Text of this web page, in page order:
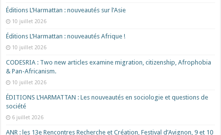
Éditions L’Harmattan : nouveautés sur l’Asie
10 juillet 2026
Éditions L’Harmattan : nouveautés Afrique !​
10 juillet 2026
CODESRIA : Two new articles examine migration, citizenship, Afrophobia
& Pan-Africanism.
10 juillet 2026
ÉDITIONS L’HARMATTAN : Les nouveautés en sociologie et questions de
société
6 juillet 2026
ANR : les 13e Rencontres Recherche et Création, Festival d’Avignon, 9 et 10